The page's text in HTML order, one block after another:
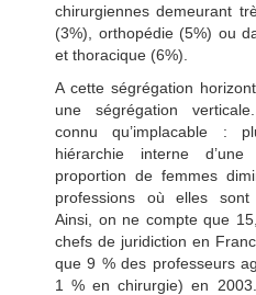
chirurgiennes demeurant
(3%), orthopédie (5%) ou
et thoracique (6%).
A cette ségrégation
une ségrégation
connu qu’implacable :
hiérarchie interne
proportion de femmes
professions où elles sont
Ainsi, on ne compte que
chefs de juridiction en
que 9 % des professeurs
1 % en chirurgie) en